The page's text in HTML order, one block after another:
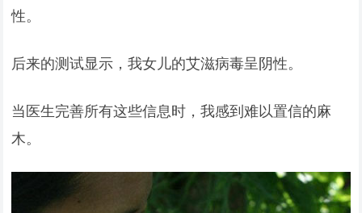
性。
后来的测试显示，我女儿的艾滋病毒呈阴性。
当医生完善所有这些信息时，我感到难以置信的麻
木。